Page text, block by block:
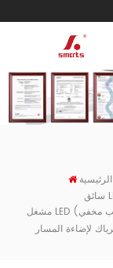
150 واط بتقنية الترياك لإضاءة المسار